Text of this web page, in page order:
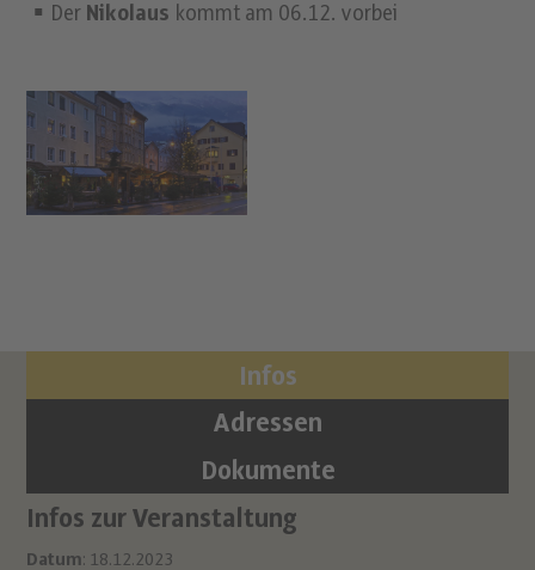
Der Nikolaus kommt am 06.12. vorbei
Infos zur Veranstaltung
Datum: 18.12.2023
Infos
Adressen
Dokumente